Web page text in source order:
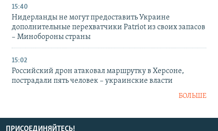
15:40
Нидерланды не могут предоставить Украине
дополнительные перехватчики Patriot из своих запасов
– Минобороны страны
15:02
Российский дрон атаковал маршрутку в Херсоне,
пострадали пять человек – украинские власти
БОЛЬШЕ
ПРИСОЕДИНЯЙТЕСЬ!